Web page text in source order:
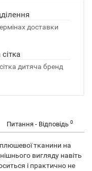
доставки
дитяча бренд
Питання - Відповідь 0
тканини на
вигляду навіть
і практично не